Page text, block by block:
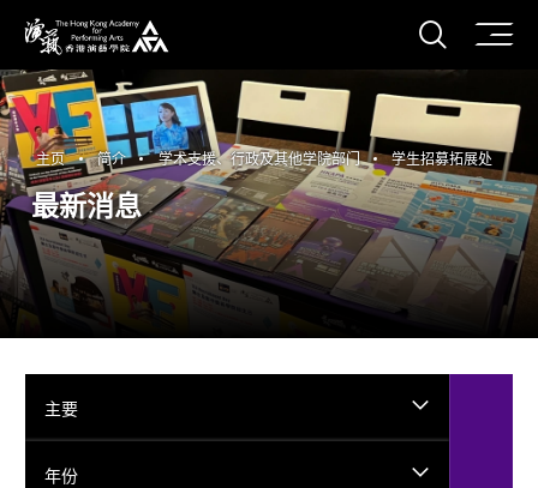
香港演艺学院
打开
主页 简介 学术支援、行政及其他学院部门 学生招募拓展处
最新消息
主要
年份